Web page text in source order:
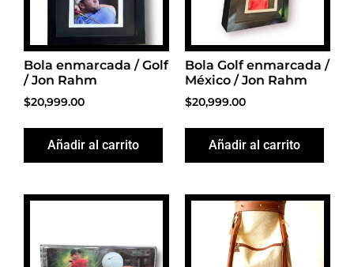
Bola enmarcada / Golf
/ Jon Rahm
$20,999.00
Añadir al carrito
Bola Golf enmarcada /
México / Jon Rahm
$20,999.00
Añadir al carrito